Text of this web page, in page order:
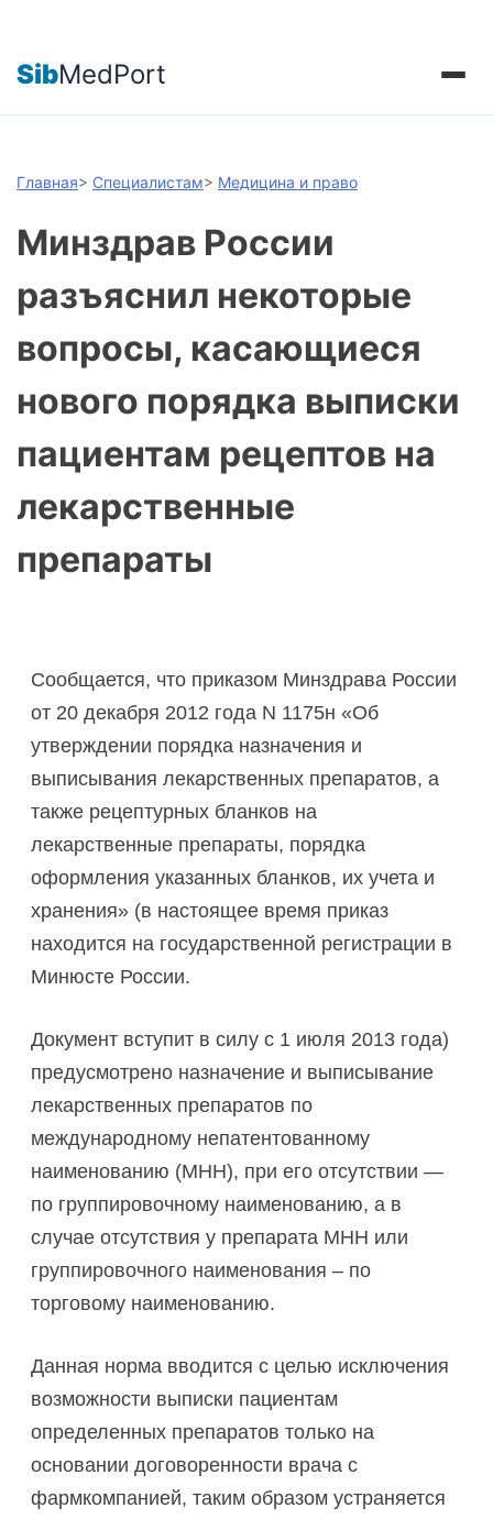
SibMedPort
Главная> Специалистам> Медицина и право
Минздрав России
разъяснил некоторые
вопросы, касающиеся
нового порядка выписки
пациентам рецептов на
лекарственные
препараты
Сообщается, что приказом Минздрава России
от 20 декабря 2012 года N 1175н «Об
утверждении порядка назначения и
выписывания лекарственных препаратов, а
также рецептурных бланков на
лекарственные препараты, порядка
оформления указанных бланков, их учета и
хранения» (в настоящее время приказ
находится на государственной регистрации в
Минюсте России.
Документ вступит в силу с 1 июля 2013 года)
предусмотрено назначение и выписывание
лекарственных препаратов по
международному непатентованному
наименованию (МНН), при его отсутствии —
по группировочному наименованию, а в
случае отсутствия у препарата МНН или
группировочного наименования – по
торговому наименованию.
Данная норма вводится с целью исключения
возможности выписки пациентам
определенных препаратов только на
основании договоренности врача с
фармкомпанией, таким образом устраняется